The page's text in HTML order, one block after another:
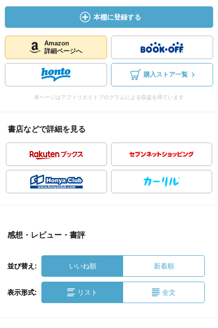
本棚に登録する
Amazon
詳細ページへ
購入ストア一覧
本ページはアフィリエイトプログラムによる収益を得ています
書店などで詳細を見る
感想・レビュー・書評
並び替え: いいね順 新着順
表示形式: リスト 全文